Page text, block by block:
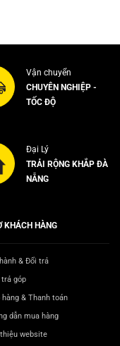
Vận chuyển
CHUYÊN NGHIỆP -
TỐC ĐỘ
Đại Lý
TRẢI RỘNG KHẮP ĐÀ
NẴNG
KHÁCH HÀNG
& Đổi trả
trả góp
hàng & Thanh toán
dẫn mua hàng
website